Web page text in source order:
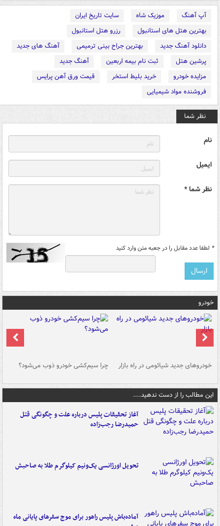
آپ آهنگ موزیک شاه
سایت تاریخ ایران
بهترین هتل های استانبول
رزرو هتل استانبول
دانلود آهنگ جدید
بهترین جراح بینی ترمیمی
آهنگ های جدید
پرشین هتل
ثبت نام بیمه اربعین
آهنگ جدید
مزایده خودرو
خرید بلیط استخر
قیمت ورق آهن پرایس
فروشنده مواد شیمیایی
نظر شما
نام
ایمیل
نظر شما *
* لطفا عدد مقابل را در جعبه متن وارد کنید
خودرو
خودروهای جدید شیائومی در راه بازار چرا سیم‌کشی خودرو ذوب می‌شود؟
این مطالب را از دست ندهید....
آغاز تحقیقات پلیس درباره علت و چگونگی قتل
حمیدرضا رجب‌زاده
تحویل اورژانسی یک‌ونیم کیلوگرم طلا به صاحبش
آماده‌باش پلیس راهور برای موج سفرهای پایانی ماه